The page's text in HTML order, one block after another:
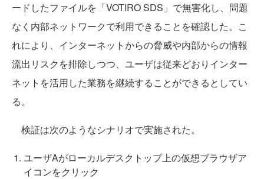
ードしたファイルを「VOTIRO SDS」で無害化し、問題
なく内部ネットワークで利用できることを確認した。こ
れにより、インターネットからの脅威や内部からの情報
流出リスクを排除しつつ、ユーザは従来どおりインター
ネットを活用した業務を継続することができるとしてい
る。
検証は次のようなシナリオで実施された。
ユーザAがローカルデスクトップ上の仮想ブラウザア
イコンをクリック